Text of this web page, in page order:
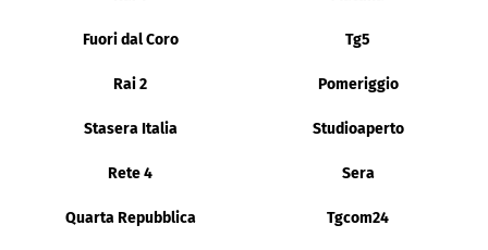
Fuori dal Coro Tg5
Rai 2 Pomeriggio
Stasera Italia Studioaperto
Rete 4 Sera
Quarta Repubblica Tgcom24